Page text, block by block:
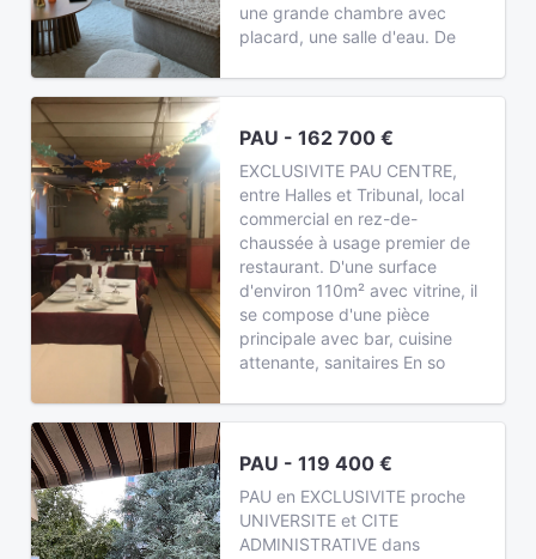
une grande chambre avec
placard, une salle d'eau. De
PAU - 162 700 €
EXCLUSIVITE PAU CENTRE,
entre Halles et Tribunal, local
commercial en rez-de-
chaussée à usage premier de
restaurant. D'une surface
d'environ 110m² avec vitrine, il
se compose d'une pièce
principale avec bar, cuisine
attenante, sanitaires En so
PAU - 119 400 €
PAU en EXCLUSIVITE proche
UNIVERSITE et CITE
ADMINISTRATIVE dans